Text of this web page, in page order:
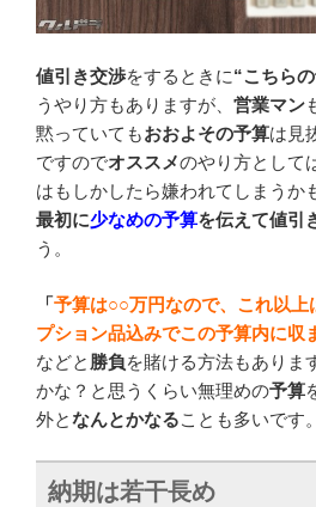
値引き交渉をするときに“こちら
うやり方もありますが、 営業マン
黙っていてもおおよその予算は見
ですのでオススメのやり方として
はもしかしたら嫌われてしまうか
最初に少なめの予算を伝えて値引
う。
「予算は○○万円なので、これ以上
プション品込みでこの予算内に収
などと 勝負を賭ける方法もありま
かな？と思うくらい無理めの予算
外となんとかなることも多いです。
納期は若干長め